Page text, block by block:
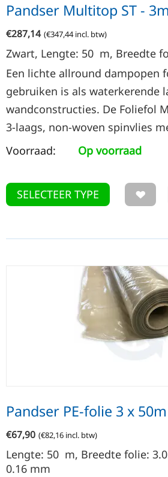
Pandser Multitop ST -
€287,14 (€347,44incl. btw)
Zwart, Lengte: 50 m, Breedte
Een lichte allround dampopen
gebruiken is als waterkerende
wandconstructies. De Foliefol
3-laags, non-woven spinvlies
Voorraad:
Op voorraad
SELECTEER TYPE
Pandser PE-folie 3 x
€67,90 (€82,16 incl. btw)
Lengte: 50 m, Breedte folie: 3.0
0.16 mm